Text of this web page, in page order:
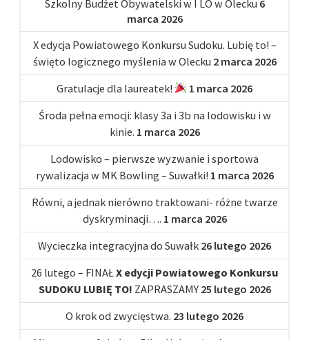
Szkolny Budżet Obywatelski w I LO w Olecku 6
marca 2026
X edycja Powiatowego Konkursu Sudoku. Lubię to! –
święto logicznego myślenia w Olecku 2 marca 2026
Gratulacje dla laureatek!
1 marca 2026
Środa pełna emocji: klasy 3a i 3b na lodowisku i w
kinie. 1 marca 2026
Lodowisko – pierwsze wyzwanie i sportowa
rywalizacja w MK Bowling – Suwałki! 1 marca 2026
Równi, a jednak nierówno traktowani- różne twarze
dyskryminacji…. 1 marca 2026
Wycieczka integracyjna do Suwałk 26 lutego 2026
26 lutego – FINAŁ X edycji Powiatowego Konkursu
SUDOKU LUBIĘ TO! ZAPRASZAMY 25 lutego 2026
O krok od zwycięstwa. 23 lutego 2026